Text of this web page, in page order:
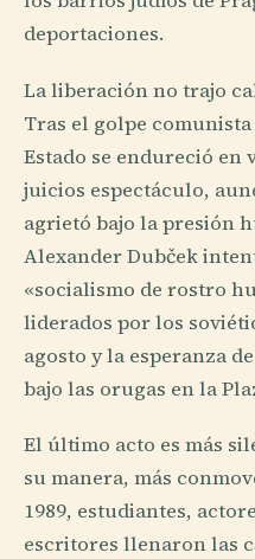
deportaciones.
La liberación no trajo
Tras el golpe
Estado se endureció
juicios espectáculo,
agrietó bajo la presión
Alexander Dubček
«socialismo de rostro
liderados por los
agosto y la esperanza
bajo las orugas en la
El último acto es más
su manera, más
1989, estudiantes,
escritores llenaron las